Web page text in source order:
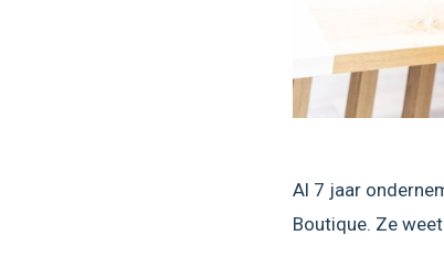
Al 7 jaar
Boutique. Ze